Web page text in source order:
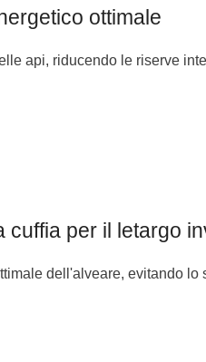
ottimale
api, riducendo le riserve
cuffia per il letargo
dell'alveare, evitando